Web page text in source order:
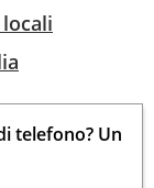
telefono? Un